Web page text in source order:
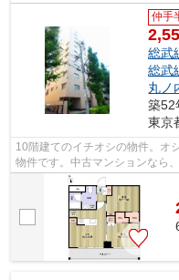
仲手
総武
総武
丸ノ
築52
東京
10階建てのイチオシの物件。オ
物件です。中古マンションなら
で悩みがあるなら、株式会社オ